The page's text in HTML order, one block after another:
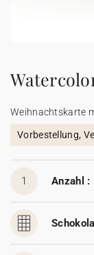
Aufkleber
Weihnachtskarte
Vorbestellung,
1 Anzahl :